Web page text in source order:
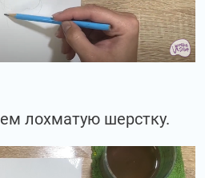
лохматую шерстку.